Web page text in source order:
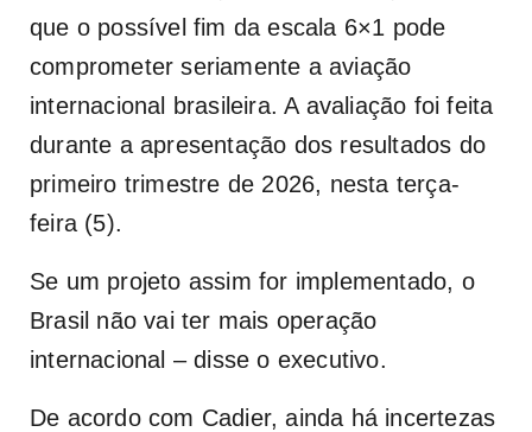
que o possível fim da escala 6×1 pode
comprometer seriamente a aviação
internacional brasileira. A avaliação foi feita
durante a apresentação dos resultados do
primeiro trimestre de 2026, nesta terça-
feira (5).
Se um projeto assim for implementado, o
Brasil não vai ter mais operação
internacional – disse o executivo.
De acordo com Cadier, ainda há incertezas